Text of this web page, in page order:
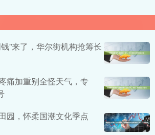
”来了，华尔街机构抢筹长
痛加重别全怪天气，专
园，怀柔国潮文化季点